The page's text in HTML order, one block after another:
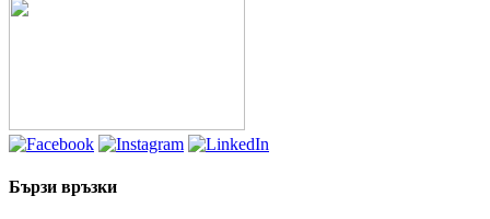
Бързи връзки